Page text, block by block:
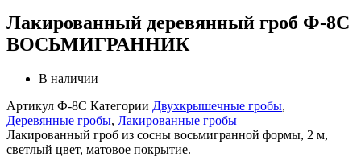
Лакированный деревянный гроб Ф-8С
ВОСЬМИГРАННИК
В наличии
Артикул Ф-8С Категории Двухкрышечные гробы,
Деревянные гробы, Лакированные гробы
Лакированный гроб из сосны восьмигранной формы, 2 м,
светлый цвет, матовое покрытие.